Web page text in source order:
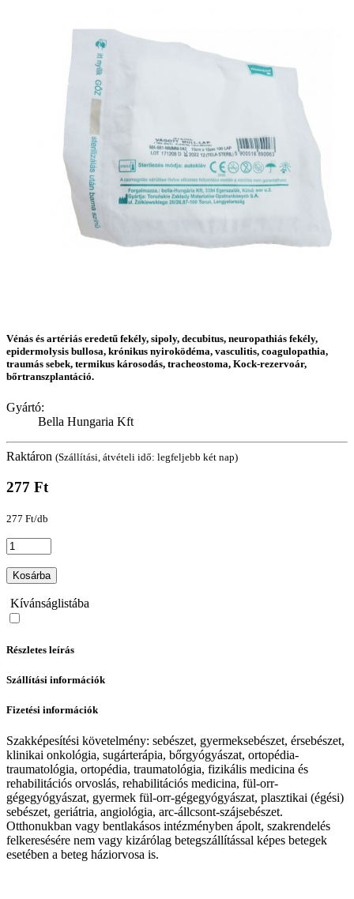
Vénás és artériás eredetű fekély, sipoly, decubitus, neuropathiás fekély,
epidermolysis bullosa, krónikus nyiroködéma, vasculitis, coagulopathia,
traumás sebek, termikus károsodás, tracheostoma, Kock-rezervoár,
bőrtranszplantáció.
Gyártó:
Bella Hungaria Kft
Raktáron (Szállítási, átvételi idő: legfeljebb két nap)
277 Ft
277 Ft/db
Kosárba
Kívánságlistába
Részletes leírás
Szállítási információk
Fizetési információk
Szakképesítési követelmény: sebészet, gyermeksebészet, érsebészet,
klinikai onkológia, sugárterápia, bőrgyógyászat, ortopédia-
traumatológia, ortopédia, traumatológia, fizikális medicina és
rehabilitációs orvoslás, rehabilitációs medicina, fül-orr-
gégegyógyászat, gyermek fül-orr-gégegyógyászat, plasztikai (égési)
sebészet, geriátria, angiológia, arc-állcsont-szájsebészet.
Otthonukban vagy bentlakásos intézményben ápolt, szakrendelés
felkeresésére nem vagy kizárólag betegszállítással képes betegek
esetében a beteg háziorvosa is.